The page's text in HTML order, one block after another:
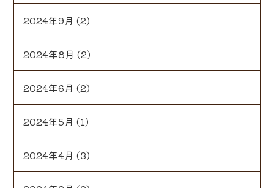
2024年9月 (2)
2024年8月 (2)
2024年6月 (2)
2024年5月 (1)
2024年4月 (3)